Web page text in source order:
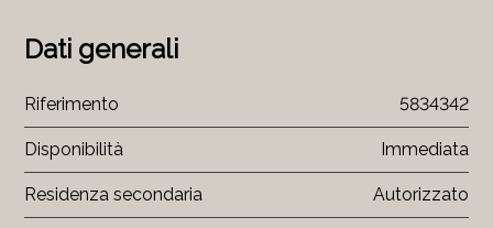
Dati generali
Riferimento 5834342
Disponibilità Immediata
Residenza secondaria Autorizzato